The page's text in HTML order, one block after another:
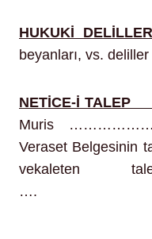
HUKUKİ
beyanları, vs. deliller
NETİCE-İ
Muris
Veraset Belgesinin
vekaleten
….